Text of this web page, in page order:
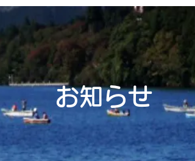
お知らせ